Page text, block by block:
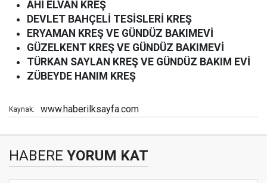
AHİ ELVAN KREŞ
DEVLET BAHÇELİ TESİSLERİ KREŞ
ERYAMAN KREŞ VE GÜNDÜZ BAKIMEVİ
GÜZELKENT KREŞ VE GÜNDÜZ BAKIMEVİ
TÜRKAN SAYLAN KREŞ VE GÜNDÜZ BAKIM EVİ
ZÜBEYDE HANIM KREŞ
Kaynak: www.haberilksayfa.com
HABERE YORUM KAT